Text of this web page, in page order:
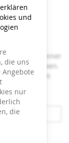
den Link in einer
haben.
Sie auf den
des Links
und
die uns
nur
die